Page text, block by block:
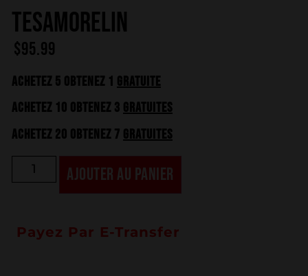
Tesamorelin
$95.99
Achetez 5 Obtenez 1 GRATUITE
Achetez 10 Obtenez 3 GRATUITES
Achetez 20 Obtenez 7 GRATUITES
AJOUTER AU PANIER
Payez Par E-Transfer